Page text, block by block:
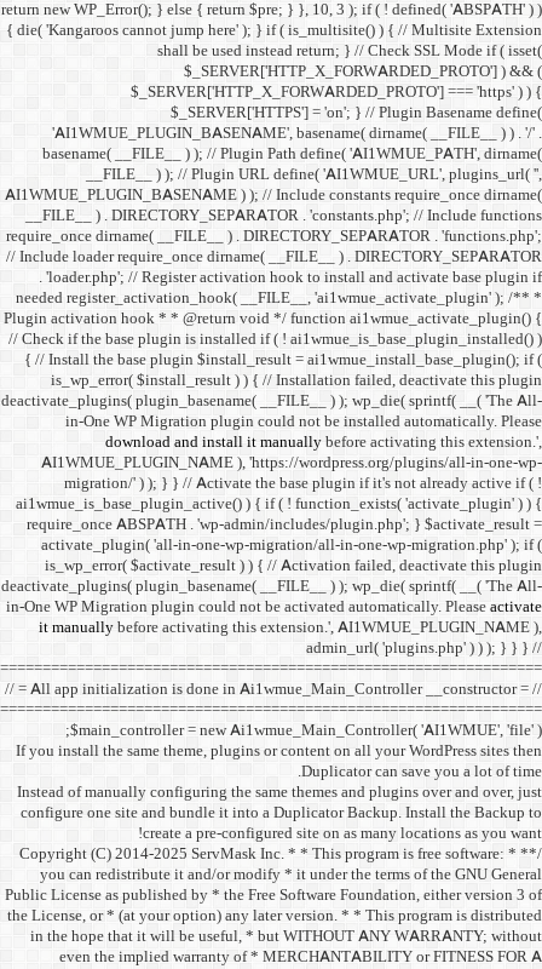
return new WP_Error(); }
{ die( 'Kangaroos cannot
shall
basename( __FILE__ )
__FILE__ ) ); //
__FILE__ ) .
require_once dirname(
// Include loader
. 'loader.php'; //
needed
Plugin activation hook * *
// Check if the base plugin
{ // Install the base plugin
is_wp_error(
deactivate_plugins(
in-One WP
download
migration/' ) ); } } //
require_once ABSPATH
activate_plugin( 'all-in-
is_wp_error(
deactivate_plugins(
in-One WP Migration plugin
it manuallybefore
// = All app initialization is
$main_controller
If you install the same
Instead of manually
configure one site and
create a
/** * Copyright (C) 2014-
you can redistribute it
Public License as published
the License, or * (at your
in the hope that it will
even the implied